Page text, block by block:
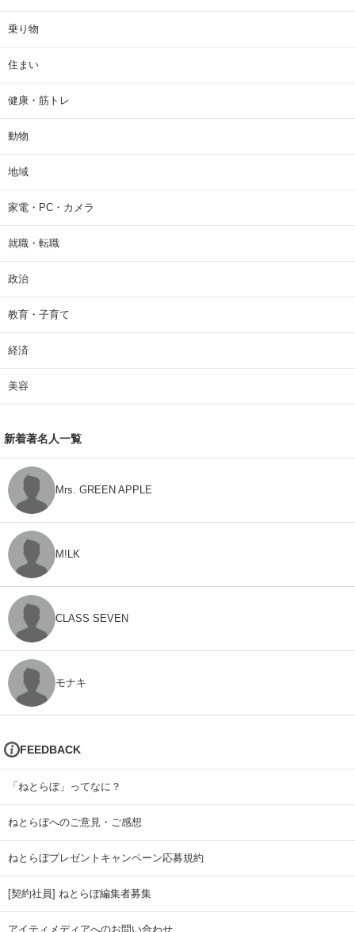
乗り物
住まい
健康・筋トレ
動物
地域
家電・PC・カメラ
就職・転職
政治
教育・子育て
経済
美容
新着著名人一覧
Mrs. GREEN APPLE
M!LK
CLASS SEVEN
モナキ
FEEDBACK
「ねとらぼ」ってなに？
ねとらぼへのご意見・ご感想
ねとらぼプレゼントキャンペーン応募規約
[契約社員] ねとらぼ編集者募集
アイティメディアへのお問い合わせ